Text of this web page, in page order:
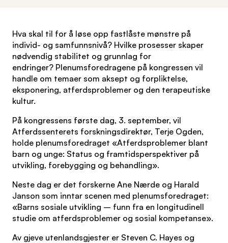
Hva skal til for å løse opp fastlåste mønstre på
individ- og samfunnsnivå? Hvilke prosesser skaper
nødvendig stabilitet og grunnlag for
endringer? Plenumsforedragene på kongressen vil
handle om temaer som aksept og forpliktelse,
eksponering, atferdsproblemer og den terapeutiske
kultur.
På kongressens første dag, 3. september, vil
Atferdssenterets forskningsdirektør, Terje Ogden,
holde plenumsforedraget «Atferdsproblemer blant
barn og unge: Status og framtidsperspektiver på
utvikling, forebygging og behandling».
Neste dag er det forskerne Ane Nærde og Harald
Janson som inntar scenen med plenumsforedraget:
«Barns sosiale utvikling – funn fra en longitudinell
studie om atferdsproblemer og sosial kompetanse».
Av gjeve utenlandsgjester er Steven C. Hayes og